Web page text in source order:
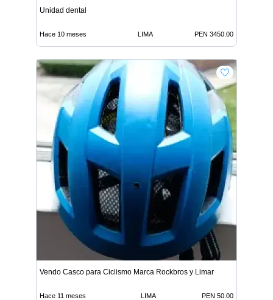
Unidad dental
Hace 10 meses LIMA PEN 3450.00
Vendo Casco para Ciclismo Marca Rockbros y Limar
Hace 11 meses LIMA PEN 50.00